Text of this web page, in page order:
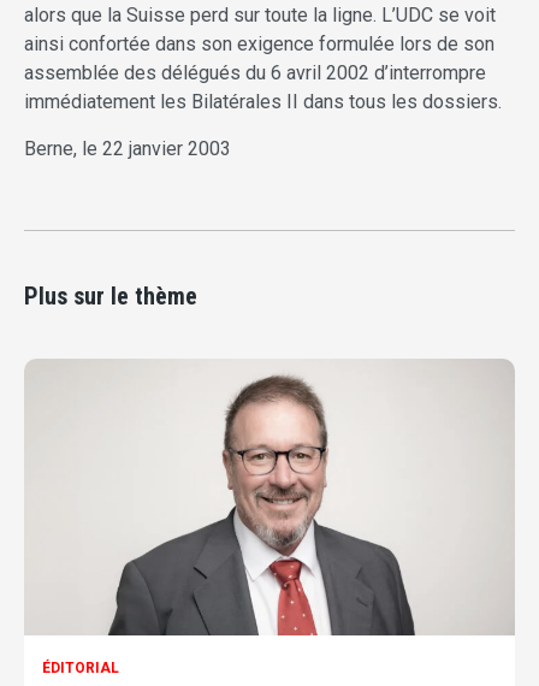
alors que la Suisse perd sur toute la ligne. L’UDC se voit
ainsi confortée dans son exigence formulée lors de son
assemblée des délégués du 6 avril 2002 d’interrompre
immédiatement les Bilatérales II dans tous les dossiers.
Berne, le 22 janvier 2003
Plus sur le thème
ÉDITORIAL